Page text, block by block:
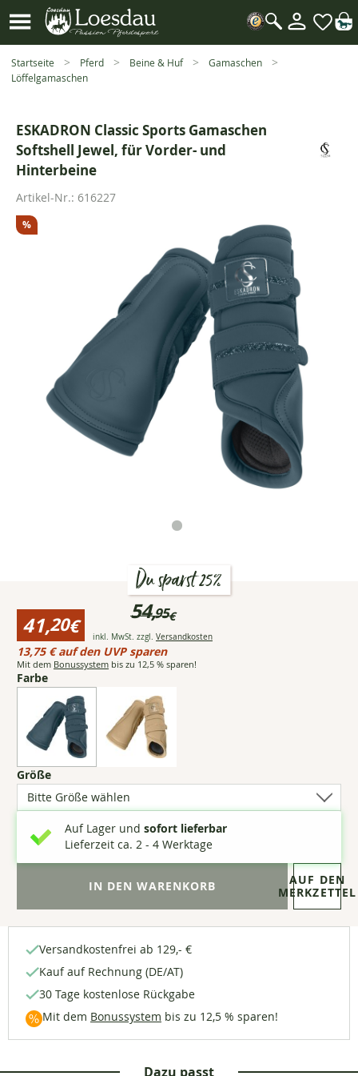
Mein
Startseite Pferd Beine & Huf
Gamaschen
Löffelgamaschen
ESKADRON Classic Sports Gamaschen
Softshell Jewel, für Vorder- und
Hinterbeine
Artikel-Nr.: 616227
%
Du sparst 25%
für
ESKADRON
Classic
Sports
Gamaschen
Softshell
Jewel,
Vorder-
und
Hinterbeine
41,20€
Reduzierter
Preis:
41,20
€
54,95€
Ursprünglicher
Preis:bisher
54,95
inkl. MwSt. zzgl. VersandkostenÖffnet Popup mit
13,75 € auf den UVP sparen
Mit dem Bonussystem bis zu 12,5 % sparen!
Farbe
Größe(2
Optionen
verfügbar)
Auf Lager und sofort lieferbar
Lieferzeit ca. 2 - 4 Werktage
AUF DEN
MERKZETTEL
Versandkostenfrei ab 129,- €
Kauf auf Rechnung (DE/AT)
30 Tage kostenlose Rückgabe
Mit dem Bonussystem bis zu 12,5 % sparen!
Dazu passt